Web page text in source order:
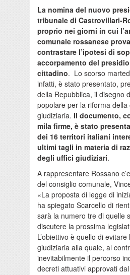
La nomina del nuovo
tribunale di Castrovillari-
proprio nei giorni in cui
comunale rossanese
contrastare l’ipotesi di
accorpamento del
cittadino. Lo scorso
infatti, è stato presentato,
della Repubblica, il disegno
popolare per la riforma della
giudiziaria. Il documento,
mila firme, è stato
dei 16 territori italiani
ultimi tagli in materia di
degli uffici giudiziari.
A rappresentare Rossano
del consiglio comunale,
«La proposta di legge di
ha spiegato Scarcello di
sarà la numero tre di quelle
discutere la prossima
L’obiettivo è quello di
giudiziaria alla quale, al
inevitabilmente il percorso
decreti attuativi approvati